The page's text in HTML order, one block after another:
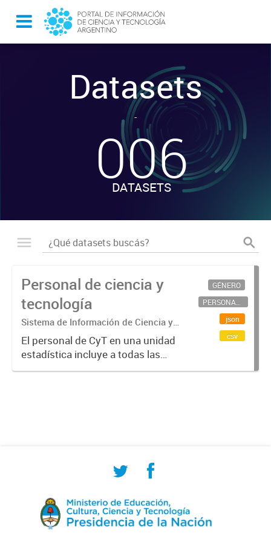
Datasets
-
006
DATASETS
Personal de ciencia y
tecnología
Sistema de Información de Ciencia y
Tecnología Argentino (SICYTAR)
El personal de CyT en una unidad
estadística incluye a todas las
personas involucradas
GÉNERO
PERSONAL CIENTÍFICO-TECNOLÓGICO
json
csv